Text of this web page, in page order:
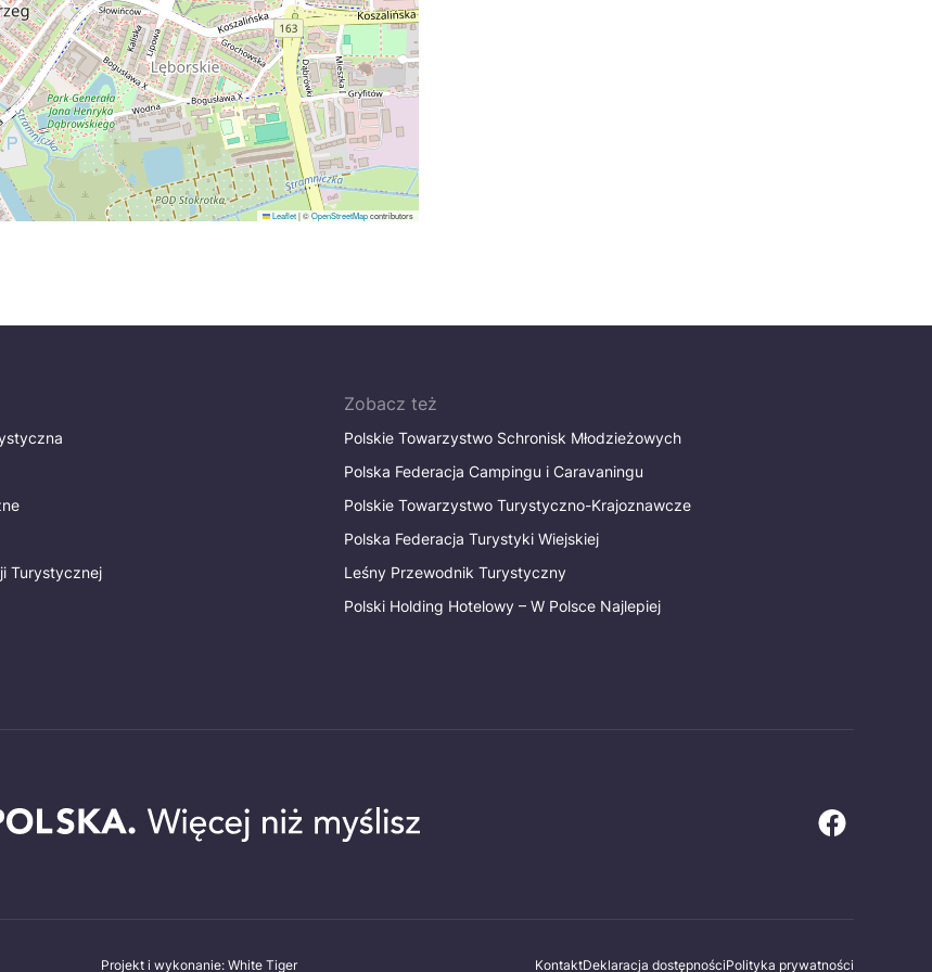
Leaflet|©OpenStreetMapcontributors
Turystycznej
Zobacz też
Polskie Towarzystwo Schronisk Młodzieżowych
Polska Federacja Campingu i Caravaningu
Polskie Towarzystwo Turystyczno-Krajoznawcze
Polska Federacja Turystyki Wiejskiej
Leśny Przewodnik Turystyczny
Polski Holding Hotelowy – W Polsce Najlepiej
KontaktDeklaracja dostępnościPolityka prywatności
Projekt i wykonanie: White Tiger